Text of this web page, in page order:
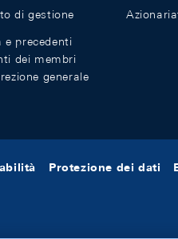
di gestione
e precedenti
dei membri
generale
Protezione dei dati